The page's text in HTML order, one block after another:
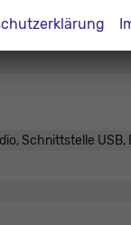
Schnittstelle